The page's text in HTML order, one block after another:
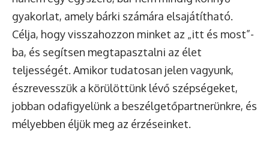
gyakorlat, amely bárki számára elsajátítható.
Célja, hogy visszahozzon minket az „itt és most”-
ba, és segítsen megtapasztalni az élet
teljességét. Amikor tudatosan jelen vagyunk,
észrevesszük a körülöttünk lévő szépségeket,
jobban odafigyelünk a beszélgetőpartnerünkre, és
mélyebben éljük meg az érzéseinket.